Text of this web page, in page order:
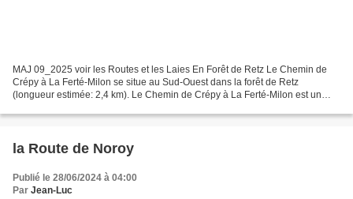
MAJ 09_2025 voir les Routes et les Laies En Forêt de Retz Le Chemin de
Crépy à La Ferté-Milon se situe au Sud-Ouest dans la forêt de Retz
(longueur estimée: 2,4 km). Le Chemin de Crépy à La Ferté-Milon est un
la Route de Noroy
Publié le 28/06/2024 à 04:00
Par Jean-Luc